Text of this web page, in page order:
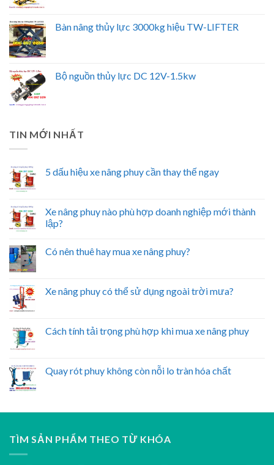
Bàn nâng thủy lực 3000kg hiệu TW-LIFTER
Bộ nguồn thủy lực DC 12V-1.5kw
TIN MỚI NHẤT
5 dấu hiệu xe nâng phuy cần thay thế ngay
Xe nâng phuy nào phù hợp doanh nghiệp mới thành
lập?
Có nên thuê hay mua xe nâng phuy?
Xe nâng phuy có thể sử dụng ngoài trời mưa?
Cách tính tải trọng phù hợp khi mua xe nâng phuy
Quay rót phuy không còn nỗi lo tràn hóa chất
TÌM SẢN PHẨM THEO TỪ KHÓA